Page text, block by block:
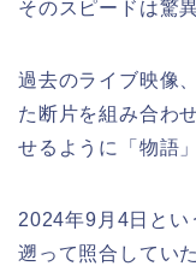
そのスピードは驚
過去のライブ映像
た断片を組み合わ
せるように「物語
2024年9月4日とい
遡って照合してい